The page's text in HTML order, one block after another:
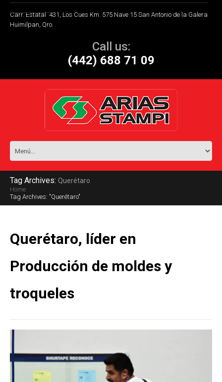
Carr. Estatal 431, Los Cues Km. 575 Nave 15 San Antonio de la Galera
Huimilpan, Qro.
Call us:
(442) 688 71 09
Tag Archives: Querétaro
Home
Tag Archives: "Querétaro"
Querétaro, líder en
Producción de moldes y
troqueles